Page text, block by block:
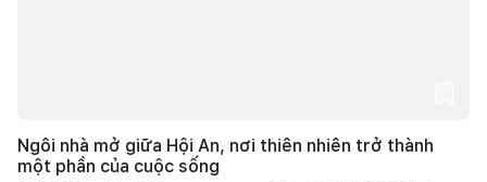
Ngôi nhà mở giữa Hội An, nơi thiên nhiên trở thành
một phần của cuộc sống